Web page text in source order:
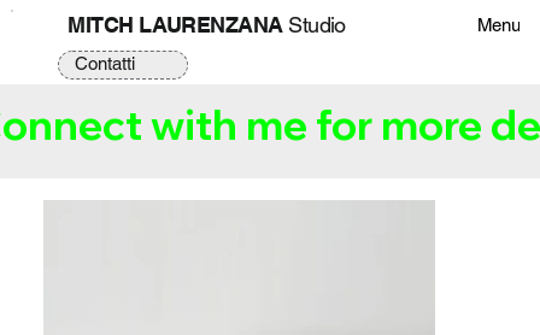
MITCH LAURENZANA Studio
Menu
Contatti
with me for more